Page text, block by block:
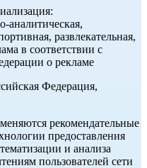
развлекательная,
в соответствии с
о рекламе
Федерация,
рекомендательные
предоставления
и анализа
пользователей сети